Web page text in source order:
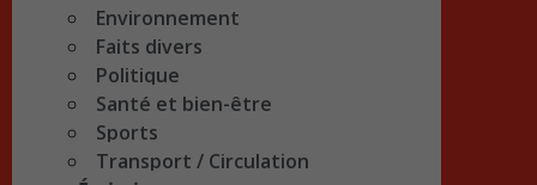
Environnement
Faits divers
Politique
Santé et bien-être
Sports
Transport / Circulation